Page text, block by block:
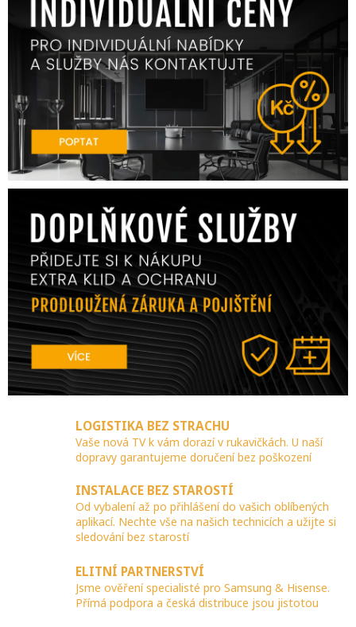
LOGISTIKA BEZ STRACHU
Vaše nová TV k vám dorazí v rukavičkách. U naší
dopravy garantujeme doručení bez poškození
INSTALACE BEZ STAROSTÍ
Od vybalení až po přihlášení do vašich oblíbených
aplikací. Nechte vše na našich technicích a užijte si
sledování bez starostí
ELITNÍ PARTNERSTVÍ
Jsme ověření specialisté pro Samsung & Hisense.
Přímá podpora a česká distribuce jsou jistotou